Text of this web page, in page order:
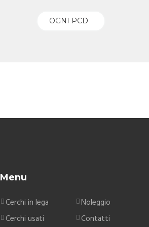
Menu
Cerchi in lega
Cerchi usati
Noleggio
Contatti